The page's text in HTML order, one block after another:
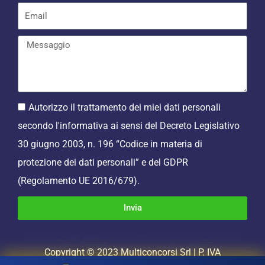
Autorizzo il trattamento dei miei dati personali
secondo l'informativa ai sensi del Decreto Legislativo
30 giugno 2003, n. 196 “Codice in materia di
protezione dei dati personali” e del GDPR
(Regolamento UE 2016/679).
Invia
Copyright © 2023 Multiconcorsi Srl | P. IVA